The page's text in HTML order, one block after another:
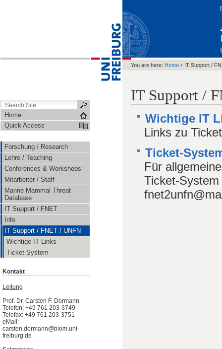
Home
Quick Access
Forschung / Research
Lehre / Teaching
Conferences & Workshops
Mitarbeiter / Staff
Marine Mammal Threat
Database
IT Support / FNET
Info
IT Support / FNET / UNFN
Wichtige IT Links
Ticket-System
Kontakt
Leitung
Prof. Dr. Carsten F. Dormann
Telefon: +49 761 203-3749
Telefax: +49 761 203-3751
eMail:
carsten.dormann@biom.uni-
freiburg.de
You are here: Home › IT Support /
IT Support /
Wichtige IT
Links zu
Ticket-
Für
Ticket-